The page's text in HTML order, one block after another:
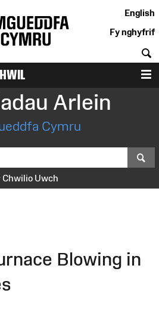
English
Fy nghyfrif
Arlein
Cymru
Chwilio Uwch
Blowing in